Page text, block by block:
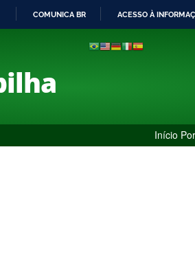
PARA
COMUNICA BR ACESSO À
Início